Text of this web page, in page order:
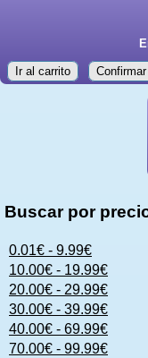
Ir al carrito Confirmar
Buscar por
0.01€ - 9.99€
10.00€ - 19.99€
20.00€ - 29.99€
30.00€ - 39.99€
40.00€ - 69.99€
70.00€ - 99.99€